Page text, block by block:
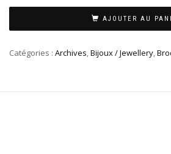
AJOUTER AU
Catégories : Archives,Bijoux / Jewellery,